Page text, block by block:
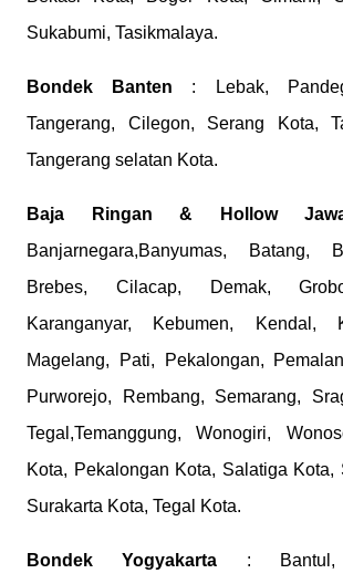
Sukabumi, Tasikmalaya.
Bondek Banten : Lebak,
Tangerang, Cilegon, Serang Kota,
Tangerang selatan Kota.
Baja Ringan & Hollow
Banjarnegara,Banyumas, Batang,
Brebes, Cilacap, Demak,
Karanganyar, Kebumen, Kendal,
Magelang, Pati, Pekalongan,
Purworejo, Rembang, Semarang,
Tegal,Temanggung, Wonogiri,
Kota, Pekalongan Kota, Salatiga Kota,
Surakarta Kota, Tegal Kota.
BondekYogyakarta : Bantul,